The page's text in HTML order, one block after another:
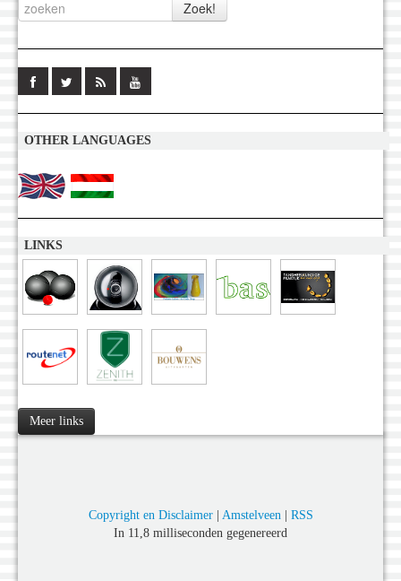
OTHER LANGUAGES
LINKS
Meer links
Copyright en Disclaimer| Amstelveen
RSS
In 11,8 milliseconden gegenereerd